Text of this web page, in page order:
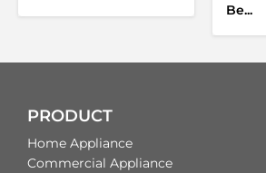
Be...
PRODUCT
Home Appliance
Commercial Appliance